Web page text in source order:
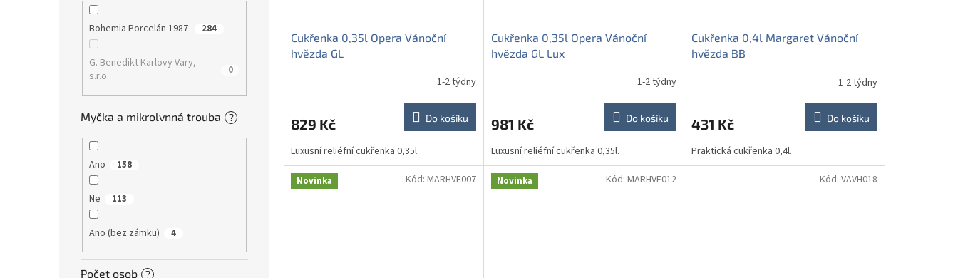
Bohemia Porcelán 1987 284
G. Benedikt Karlovy Vary,
s.r.o.
0
Myčka a mikrolvnná trouba ?
Ano 158
Ne 113
Ano (bez zámku) 4
Počet osob ?
Cukřenka 0,35l Opera Vánoční
hvězda GL
1-2 týdny
829 Kč Do košíku
Luxusní reliéfní cukřenka 0,35l.
Cukřenka 0,35l Opera Vánoční
hvězda GL Lux
1-2 týdny
981 Kč Do košíku
Luxusní reliéfní cukřenka 0,35l.
Cukřenka 0,4l Margaret Vánoční
hvězda BB
1-2 týdny
431 Kč Do košíku
Praktická cukřenka 0,4l.
Novinka Kód: MARHVE007 Novinka Kód: MARHVE012 Kód: VAVH018